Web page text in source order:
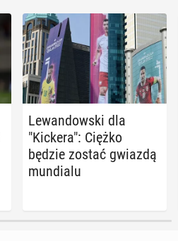
Le­wan­dow­ski dla
"Kickera": Ciężko
będzie zostać gwiazdą
mun­dia­lu